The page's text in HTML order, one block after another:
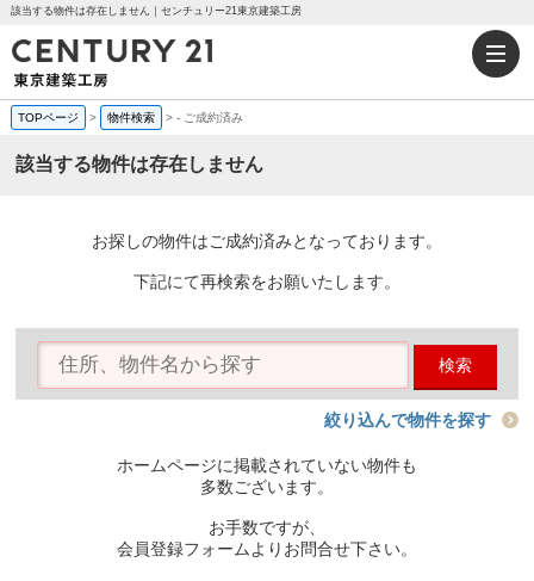
該当する物件は存在しません｜センチュリー21東京建築工房
TOPページ > 物件検索 >- ご成約済み
該当する物件は存在しません
お探しの物件はご成約済みとなっております。
下記にて再検索をお願いたします。
検索
絞り込んで物件を探す
ホームページに掲載されていない物件も
多数ございます。
お手数ですが、
会員登録フォームよりお問合せ下さい。